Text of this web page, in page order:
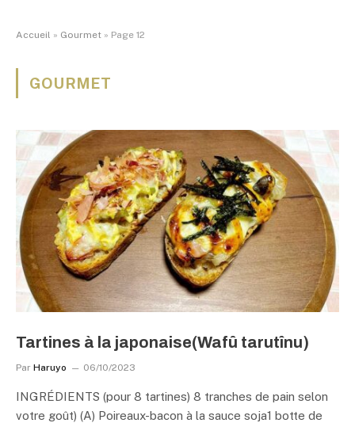
Accueil » Gourmet » Page 12
GOURMET
Tartines à la japonaise(Wafû tarutînu)
Par Haruyo 06/10/2023
INGRÉDIENTS (pour 8 tartines) 8 tranches de pain selon
votre goût) (A) Poireaux-bacon à la sauce soja1 botte de